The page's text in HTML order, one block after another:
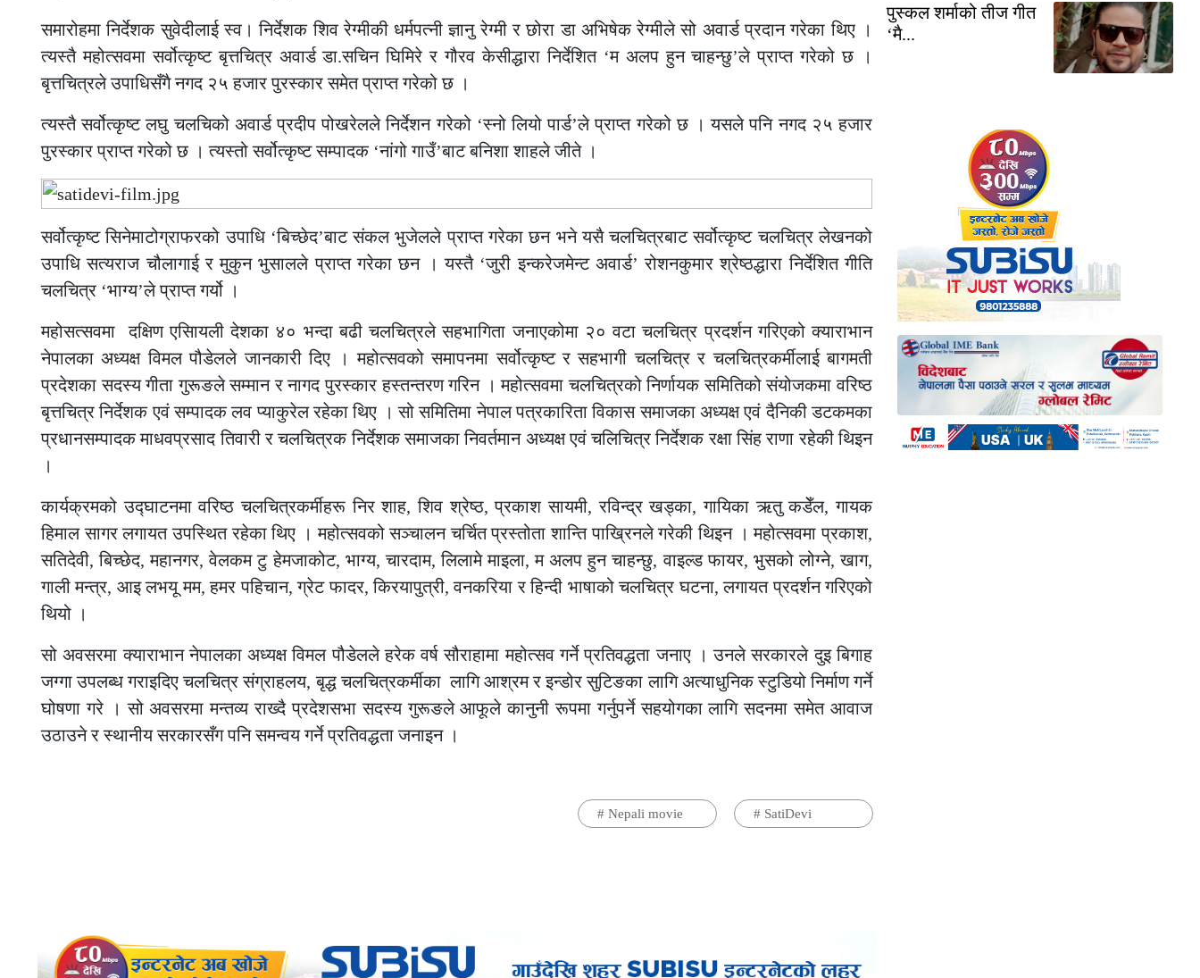
समारोहमा निर्देशक सुवेदीलाई स्व। निर्देशक शिव रेग्मीकी धर्मपत्नी ज्ञानु रेग्मी र छोरा डा अभिषेक रेग्मीले सो अवार्ड प्रदान गरेका थिए ।
त्यस्तै महोत्सवमा सर्वोत्कृष्ट बृत्तचित्र अवार्ड डा.सचिन घिमिरे र गौरव केसीद्धारा निर्देशित ‘म अलप हुन चाहन्छु’ले प्राप्त गरेको छ ।
बृत्तचित्रले उपाधिसँगै नगद २५ हजार पुरस्कार समेत प्राप्त गरेको छ ।
त्यस्तै सर्वोत्कृष्ट लघु चलचिको अवार्ड प्रदीप पोखरेलले निर्देशन गरेको ‘स्नो लियो पार्ड’ले प्राप्त गरेको छ । यसले पनि नगद २५ हजार
पुरस्कार प्राप्त गरेको छ । त्यस्तो सर्वोत्कृष्ट सम्पादक ‘नांगो गाउँ’बाट बनिशा शाहले जीते ।
सर्वोत्कृष्ट सिनेमाटोग्राफरको उपाधि ‘बिच्छेद’बाट संकल भुजेलले प्राप्त गरेका छन भने यसै चलचित्रबाट सर्वोत्कृष्ट चलचित्र लेखनको
उपाधि सत्यराज चौलागाई र मुकुन भुसालले प्राप्त गरेका छन । यस्तै ‘जुरी इन्करेजमेन्ट अवार्ड’ रोशनकुमार श्रेष्ठद्धारा निर्देशित गीति
चलचित्र ‘भाग्य’ले प्राप्त गर्यो ।
महोसत्सवमा दक्षिण एसिायली देशका ४० भन्दा बढी चलचित्रले सहभागिता जनाएकोमा २० वटा चलचित्र प्रदर्शन गरिएको क्याराभान
नेपालका अध्यक्ष विमल पौडेलले जानकारी दिए । महोत्सवको समापनमा सर्वोत्कृष्ट र सहभागी चलचित्र र चलचित्रकर्मीलाई बागमती
प्रदेशका सदस्य गीता गुरूङले सम्मान र नागद पुरस्कार हस्तन्तरण गरिन । महोत्सवमा चलचित्रको निर्णायक समितिको संयोजकमा वरिष्ठ
बृत्तचित्र निर्देशक एवं सम्पादक लव प्याकुरेल रहेका थिए । सो समितिमा नेपाल पत्रकारिता विकास समाजका अध्यक्ष एवं दैनिकी डटकमका
प्रधानसम्पादक माधवप्रसाद तिवारी र चलचित्रक निर्देशक समाजका निवर्तमान अध्यक्ष एवं चलिचित्र निर्देशक रक्षा सिंह राणा रहेकी थिइन
।
कार्यक्रमको उद्घाटनमा वरिष्ठ चलचित्रकर्मीहरू निर शाह, शिव श्रेष्ठ, प्रकाश सायमी, रविन्द्र खड्का, गायिका ऋतु कडेँल, गायक
हिमाल सागर लगायत उपस्थित रहेका थिए । महोत्सवको सञ्चालन चर्चित प्रस्तोता शान्ति पाख्रिनले गरेकी थिइन । महोत्सवमा प्रकाश,
सतिदेवी, बिच्छेद, महानगर, वेलकम टु हेमजाकोट, भाग्य, चारदाम, लिलामे माइला, म अलप हुन चाहन्छु, वाइल्ड फायर, भुसको लोग्ने, खाग,
गाली मन्त्र, आइ लभयू मम, हमर पहिचान, ग्रेट फादर, किरयापुत्री, वनकरिया र हिन्दी भाषाको चलचित्र घटना, लगायत प्रदर्शन गरिएको
थियो ।
सो अवसरमा क्याराभान नेपालका अध्यक्ष विमल पौडेलले हरेक वर्ष सौराहामा महोत्सव गर्ने प्रतिवद्धता जनाए । उनले सरकारले दुइ बिगाह
जग्गा उपलब्ध गराइदिए चलचित्र संग्राहलय, बृद्ध चलचित्रकर्मीका लागि आश्रम र इन्डोर सुटिङका लागि अत्याधुनिक स्टुडियो निर्माण गर्ने
घोषणा गरे । सो अवसरमा मन्तव्य राख्दै प्रदेशसभा सदस्य गुरूङले आफूले कानुनी रूपमा गर्नुपर्ने सहयोगका लागि सदनमा समेत आवाज
उठाउने र स्थानीय सरकारसँग पनि समन्वय गर्ने प्रतिवद्धता जनाइन ।
# Nepali movie # SatiDevi
पुस्कल शर्माको तीज गीत
‘मै...